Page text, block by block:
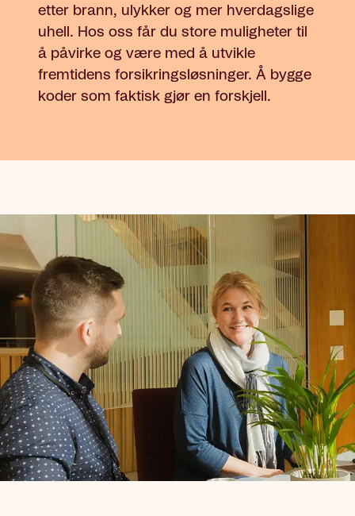
etter brann, ulykker og mer hverdagslige
uhell. Hos oss får du store muligheter til
å påvirke og være med å utvikle
fremtidens forsikringsløsninger. Å bygge
koder som faktisk gjør en forskjell.